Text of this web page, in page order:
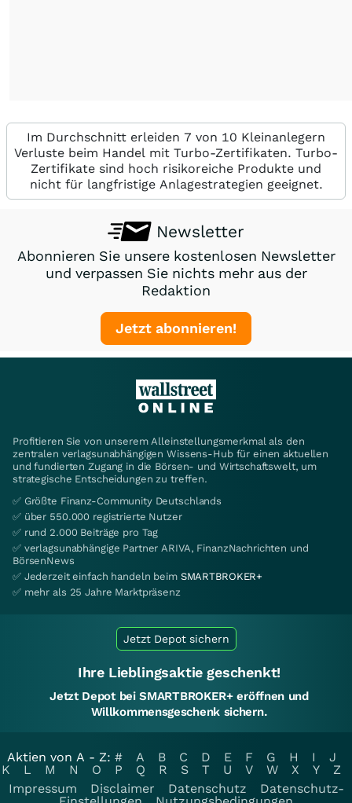
Im Durchschnitt erleiden 7 von 10 Kleinanlegern
Verluste beim Handel mit Turbo-Zertifikaten. Turbo-
Zertifikate sind hoch risikoreiche Produkte und
nicht für langfristige Anlagestrategien geeignet.
Newsletter
Abonnieren Sie unsere kostenlosen Newsletter
und verpassen Sie nichts mehr aus der
Redaktion
Jetzt abonnieren!
Profitieren Sie von unserem Alleinstellungsmerkmal als den
zentralen verlagsunabhängigen Wissens-Hub für einen aktuellen
und fundierten Zugang in die Börsen- und Wirtschaftswelt, um
strategische Entscheidungen zu treffen.
✅ Größte Finanz-Community Deutschlands
✅ über 550.000 registrierte Nutzer
✅ rund 2.000 Beiträge pro Tag
✅ verlagsunabhängige Partner ARIVA, FinanzNachrichten und
BörsenNews
✅ Jederzeit einfach handeln beim SMARTBROKER+
✅ mehr als 25 Jahre Marktpräsenz
Jetzt Depot sichern
Ihre Lieblingsaktie geschenkt!
Jetzt Depot bei SMARTBROKER+ eröffnen und
Willkommensgeschenk sichern.
Aktien von A - Z: # A B C D E F G H I
J
K
L M N O P Q R S T U V W X Y
Z
Impressum
Disclaimer Datenschutz
Datenschutz-